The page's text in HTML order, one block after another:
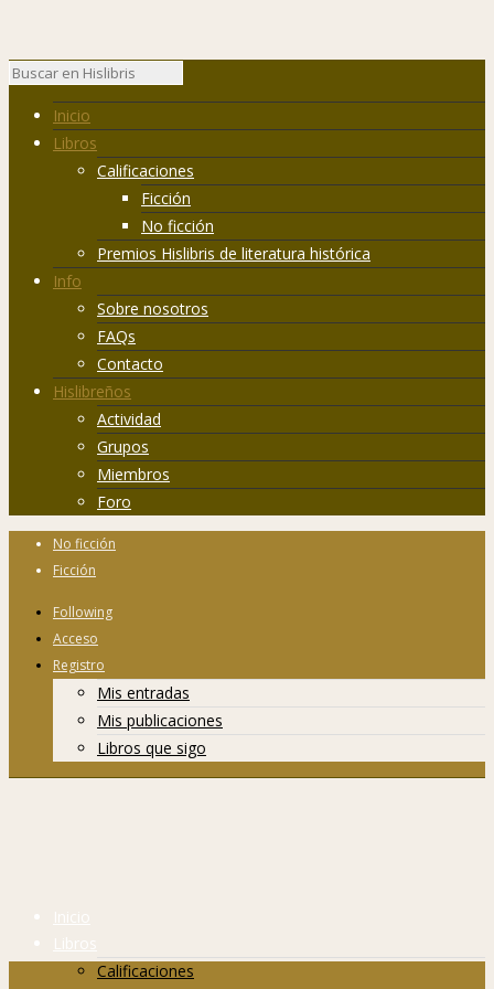
Inicio
Libros
Calificaciones
Ficción
No ficción
Premios Hislibris de literatura histórica
Info
Sobre nosotros
FAQs
Contacto
Hislibreños
Actividad
Grupos
Miembros
Foro
No ficción
Ficción
Following
Acceso
Registro
Mis entradas
Mis publicaciones
Libros que sigo
Inicio
Libros
Calificaciones